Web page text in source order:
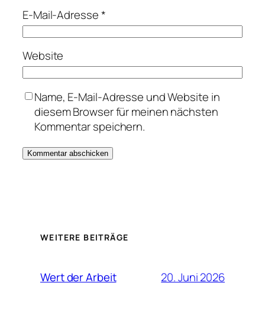
E-Mail-Adresse*
Website
Name, E-Mail-Adresse und Website in
diesem Browser für meinen nächsten
Kommentar speichern.
WEITERE BEITRÄGE
Wert der Arbeit 20. Juni 2026